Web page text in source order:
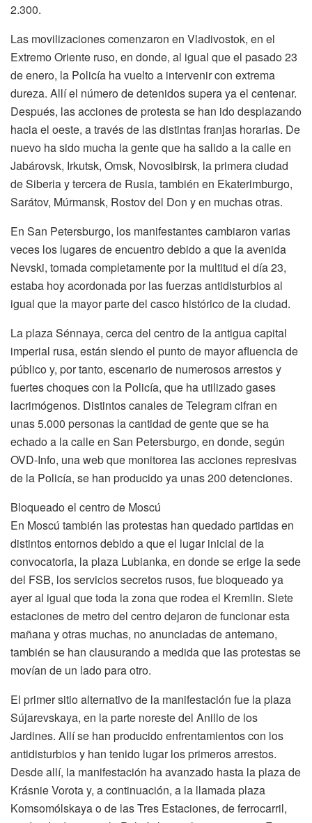
2.300.
Las movilizaciones comenzaron en Vladivostok, en el
Extremo Oriente ruso, en donde, al igual que el pasado 23
de enero, la Policía ha vuelto a intervenir con extrema
dureza. Allí el número de detenidos supera ya el centenar.
Después, las acciones de protesta se han ido desplazando
hacia el oeste, a través de las distintas franjas horarias. De
nuevo ha sido mucha la gente que ha salido a la calle en
Jabárovsk, Irkutsk, Omsk, Novosibirsk, la primera ciudad
de Siberia y tercera de Rusia, también en Ekaterimburgo,
Sarátov, Múrmansk, Rostov del Don y en muchas otras.
En San Petersburgo, los manifestantes cambiaron varias
veces los lugares de encuentro debido a que la avenida
Nevski, tomada completamente por la multitud el día 23,
estaba hoy acordonada por las fuerzas antidisturbios al
igual que la mayor parte del casco histórico de la ciudad.
La plaza Sénnaya, cerca del centro de la antigua capital
imperial rusa, están siendo el punto de mayor afluencia de
público y, por tanto, escenario de numerosos arrestos y
fuertes choques con la Policía, que ha utilizado gases
lacrimógenos. Distintos canales de Telegram cifran en
unas 5.000 personas la cantidad de gente que se ha
echado a la calle en San Petersburgo, en donde, según
OVD-Info, una web que monitorea las acciones represivas
de la Policía, se han producido ya unas 200 detenciones.
Bloqueado el centro de Moscú
En Moscú también las protestas han quedado partidas en
distintos entornos debido a que el lugar inicial de la
convocatoria, la plaza Lubianka, en donde se erige la sede
del FSB, los servicios secretos rusos, fue bloqueado ya
ayer al igual que toda la zona que rodea el Kremlin. Siete
estaciones de metro del centro dejaron de funcionar esta
mañana y otras muchas, no anunciadas de antemano,
también se han clausurando a medida que las protestas se
movían de un lado para otro.
El primer sitio alternativo de la manifestación fue la plaza
Sújarevskaya, en la parte noreste del Anillo de los
Jardines. Allí se han producido enfrentamientos con los
antidisturbios y han tenido lugar los primeros arrestos.
Desde allí, la manifestación ha avanzado hasta la plaza de
Krásnie Vorota y, a continuación, a la llamada plaza
Komsomólskaya o de las Tres Estaciones, de ferrocarril,